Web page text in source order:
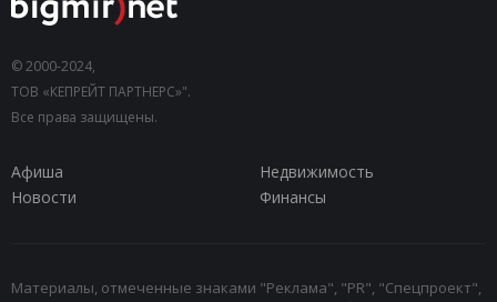
© 2000-2024,
ТОВ «КЕПРЕЙТ ПАРТНЕРС»".
Все права защищены.
Афиша
Недвижимость
Новости
Финансы
Материалы, отмеченные знаками "Реклама", "PR", "Спецпроект",